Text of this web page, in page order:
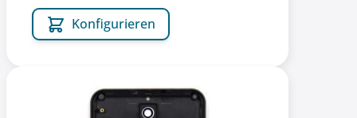
Konfigurieren